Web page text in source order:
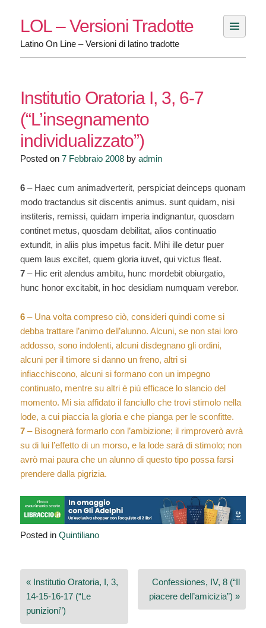
content
LOL – Versioni Tradotte
Latino On Line – Versioni di latino tradotte
Institutio Oratoria I, 3, 6-7
(“L’insegnamento
individualizzato”)
Posted on 7 Febbraio 2008by admin
6– Haec cum animadverterit, perspiciat deinceps quonam
modo tractandus sit discentis animus. sunt quidam, nisi
institeris, remissi, quidam imperia indignantur, quosdam
continet metus, quosdam debilitat, alios continuatio
extundit, in aliis plus impetus facit. Mihi ille detur puer
quem laus excitet, quem gloria iuvet, qui victus fleat.
7– Hic erit alendus ambitu, hunc mordebit obiurgatio,
hunc honor excitabit, in hoc desidiam numquam verebor.
6– Una volta compreso ciò, consideri quindi come si
debba trattare l’animo dell’alunno. Alcuni, se non stai loro
addosso, sono indolenti, alcuni disdegnano gli ordini,
alcuni per il timore si danno un freno, altri si
infiacchiscono, alcuni si formano con un impegno
continuato, mentre su altri è più efficace lo slancio del
momento. Mi sia affidato il fanciullo che trovi stimolo nella
lode, a cui piaccia la gloria e che pianga per le sconfitte.
7– Bisognerà formarlo con l’ambizione; il rimproverò avrà
su di lui l’effetto di un morso, e la lode sarà di stimolo; non
avrò mai paura che un alunno di questo tipo possa farsi
prendere dalla pigrizia.
Posted in Quintiliano
Navigazione
articoli
« Institutio Oratoria, I, 3,
14-15-16-17 (“Le
punizioni”)
Confessiones, IV, 8 (“Il
piacere dell’amicizia”) »